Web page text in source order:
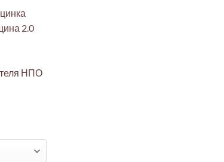
2.0
НПО